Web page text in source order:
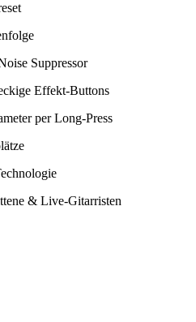
Suppressor
Effekt-Buttons
per Long-Press
& Live-Gitarristen